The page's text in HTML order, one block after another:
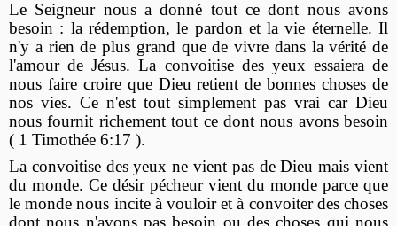
Le Seigneur nous a donné tout ce dont nous avons
besoin : la rédemption, le pardon et la vie éternelle. Il
n'y a rien de plus grand que de vivre dans la vérité de
l'amour de Jésus. La convoitise des yeux essaiera de
nous faire croire que Dieu retient de bonnes choses de
nos vies. Ce n'est tout simplement pas vrai car Dieu
nous fournit richement tout ce dont nous avons besoin
( 1 Timothée 6:17 ).
La convoitise des yeux ne vient pas de Dieu mais vient
du monde. Ce désir pécheur vient du monde parce que
le monde nous incite à vouloir et à convoiter des choses
dont nous n'avons pas besoin ou des choses qui nous